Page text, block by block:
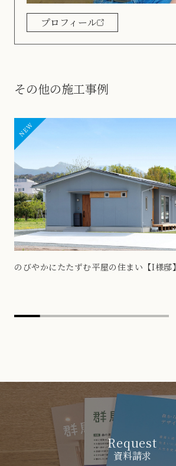
プロフィール
その他の施工事例
のびやかにたたずむ平屋の住まい【I様邸】
Request
資料請求